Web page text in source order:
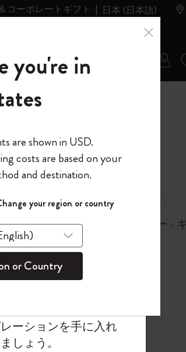
コーポレートギフト 日本 (日本語)
テゴリ
ール
ロ
界へようこそ
ス
で情報を保存する
ン
在庫切れ
くらノートブック
ージ、無地、布製ハードカバー -
ージ 無地
5,390 ¥ 2,695
選択済
*選択したカラー
数量
の世界へようこそ
登録して、コード
」を入力すると、初
フ＋送料無料になり
・アウトレット品は
適用外。
ーションを手に入れ
ましょう。
you're in
are shown in USD.
costs are based on your
and destination.
your region or country
or Country